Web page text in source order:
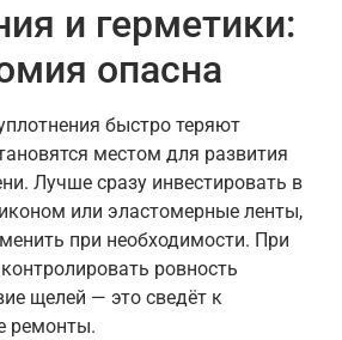
и герметики:
опасна
быстро теряют
местом для развития
Лучше сразу инвестировать в
или эластомерные ленты,
при необходимости. При
ровность
щелей — это сведёт к
ремонты.